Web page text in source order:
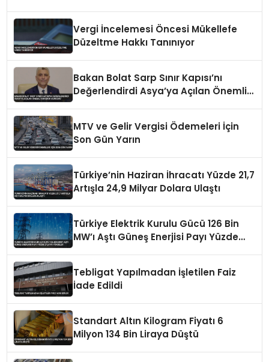
Vergi İncelemesi Öncesi Mükellefe
Düzeltme Hakkı Tanınıyor
Bakan Bolat Sarp Sınır Kapısı’nı
Değerlendirdi Asya’ya Açılan Önemli
MTV ve Gelir Vergisi Ödemeleri İçin
Son Gün Yarın
Türkiye’nin Haziran İhracatı Yüzde 21,7
Artışla 24,9 Milyar Dolara Ulaştı
Türkiye Elektrik Kurulu Gücü 126 Bin
MW’ı Aştı Güneş Enerjisi Payı Yüzde
Tebligat Yapılmadan İşletilen Faiz
İade Edildi
Standart Altın Kilogram Fiyatı 6
Milyon 134 Bin Liraya Düştü